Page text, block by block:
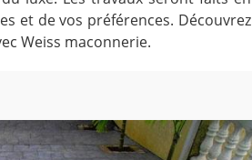
et de vos préférences. Découvrez
Weiss maconnerie.